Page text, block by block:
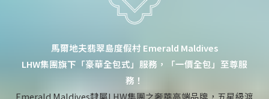
馬爾地夫翡翠島度假村 Emerald Maldives
LHW集團旗下「豪華全包式」服務，「一價全包」至尊服
務！
Emerald Maldives隸屬LHW集團之奢華高端品牌，五星級渡